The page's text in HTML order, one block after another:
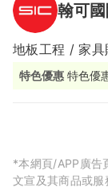
翰可
地板工程 / 家
特色優惠 特色優
*本網頁/APP廣告
文宣及其商品或